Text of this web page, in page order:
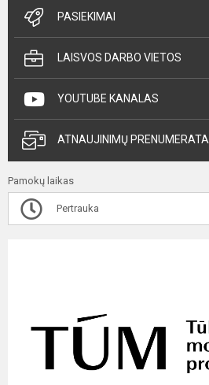
PASIEKIMAI
LAISVOS DARBO VIETOS
YOUTUBE KANALAS
ATNAUJINIMŲ PRENUMERATA
Pamokų laikas
Pertrauka